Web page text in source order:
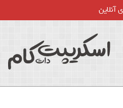
آنلاین